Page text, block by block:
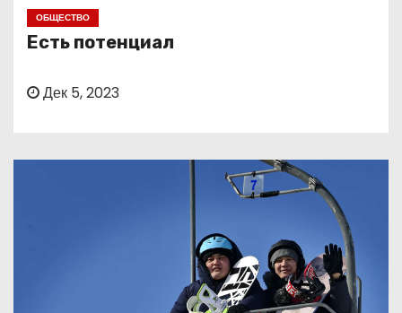
ОБЩЕСТВО
Есть потенциал
Дек 5, 2023